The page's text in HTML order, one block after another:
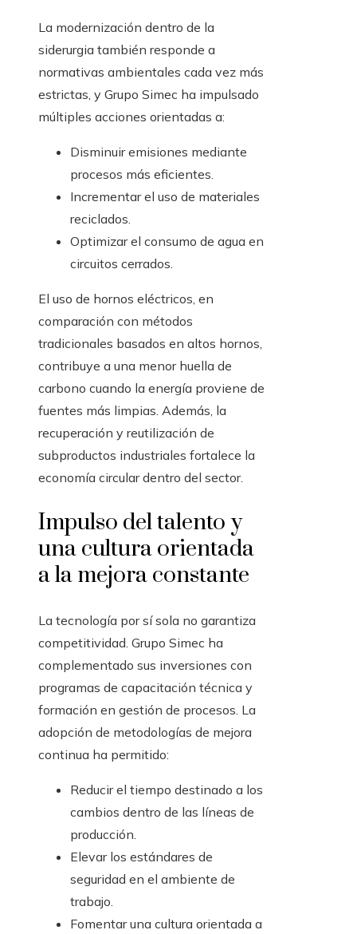
La modernización dentro de la
siderurgia también responde a
normativas ambientales cada vez más
estrictas, y Grupo Simec ha impulsado
múltiples acciones orientadas a:
Disminuir emisiones mediante
procesos más eficientes.
Incrementar el uso de materiales
reciclados.
Optimizar el consumo de agua en
circuitos cerrados.
El uso de hornos eléctricos, en
comparación con métodos
tradicionales basados en altos hornos,
contribuye a una menor huella de
carbono cuando la energía proviene de
fuentes más limpias. Además, la
recuperación y reutilización de
subproductos industriales fortalece la
economía circular dentro del sector.
Impulso del talento y
una cultura orientada
a la mejora constante
La tecnología por sí sola no garantiza
competitividad. Grupo Simec ha
complementado sus inversiones con
programas de capacitación técnica y
formación en gestión de procesos. La
adopción de metodologías de mejora
continua ha permitido:
Reducir el tiempo destinado a los
cambios dentro de las líneas de
producción.
Elevar los estándares de
seguridad en el ambiente de
trabajo.
Fomentar una cultura orientada a